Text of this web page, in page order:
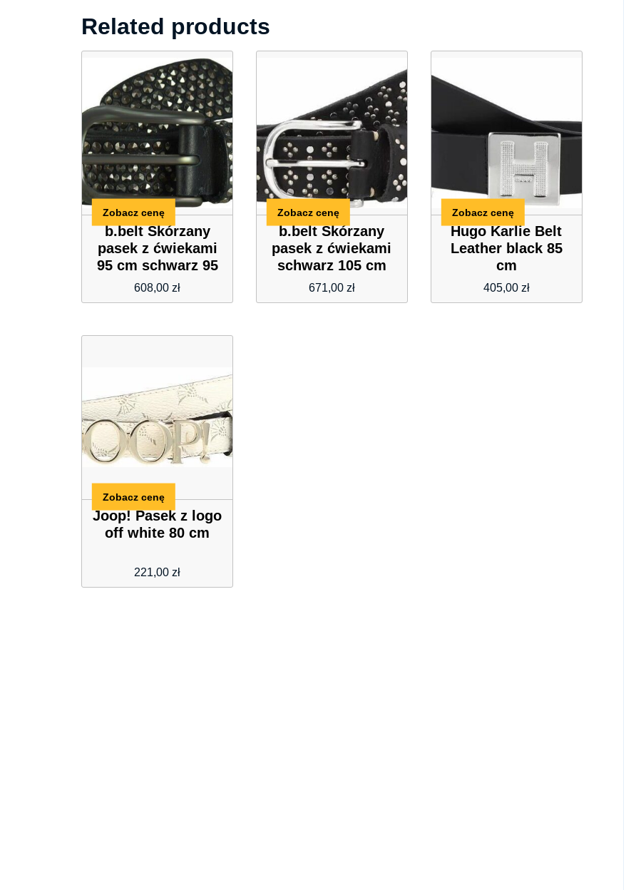
Related products
b.belt Skórzany
pasek z ćwiekami
95 cm schwarz 95
cm
608,00 zł
Zobacz cenę
b.belt Skórzany
pasek z ćwiekami
schwarz 105 cm
671,00 zł
Zobacz cenę
Hugo Karlie Belt
Leather black 85
cm
405,00 zł
Zobacz cenę
Joop! Pasek z logo
off white 80 cm
221,00 zł
Zobacz cenę